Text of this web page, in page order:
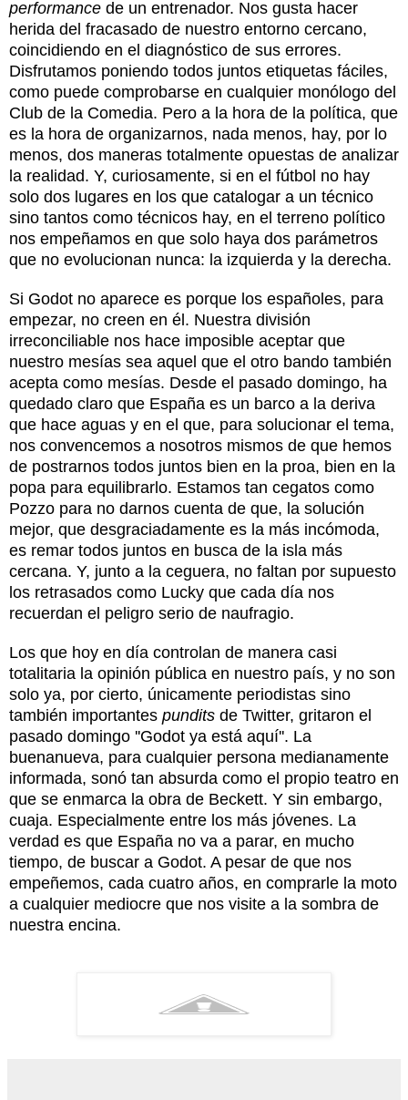
performance de un entrenador. Nos gusta hacer
herida del fracasado de nuestro entorno cercano,
coincidiendo en el diagnóstico de sus errores.
Disfrutamos poniendo todos juntos etiquetas fáciles,
como puede comprobarse en cualquier monólogo del
Club de la Comedia. Pero a la hora de la política, que
es la hora de organizarnos, nada menos, hay, por lo
menos, dos maneras totalmente opuestas de analizar
la realidad. Y, curiosamente, si en el fútbol no hay
solo dos lugares en los que catalogar a un técnico
sino tantos como técnicos hay, en el terreno político
nos empeñamos en que solo haya dos parámetros
que no evolucionan nunca: la izquierda y la derecha.
Si Godot no aparece es porque los españoles, para
empezar, no creen en él. Nuestra división
irreconciliable nos hace imposible aceptar que
nuestro mesías sea aquel que el otro bando también
acepta como mesías. Desde el pasado domingo, ha
quedado claro que España es un barco a la deriva
que hace aguas y en el que, para solucionar el tema,
nos convencemos a nosotros mismos de que hemos
de postrarnos todos juntos bien en la proa, bien en la
popa para equilibrarlo. Estamos tan cegatos como
Pozzo para no darnos cuenta de que, la solución
mejor, que desgraciadamente es la más incómoda,
es remar todos juntos en busca de la isla más
cercana. Y, junto a la ceguera, no faltan por supuesto
los retrasados como Lucky que cada día nos
recuerdan el peligro serio de naufragio.
Los que hoy en día controlan de manera casi
totalitaria la opinión pública en nuestro país, y no son
solo ya, por cierto, únicamente periodistas sino
también importantes pundits de Twitter, gritaron el
pasado domingo ''Godot ya está aquí''. La
buenanueva, para cualquier persona medianamente
informada, sonó tan absurda como el propio teatro en
que se enmarca la obra de Beckett. Y sin embargo,
cuaja. Especialmente entre los más jóvenes. La
verdad es que España no va a parar, en mucho
tiempo, de buscar a Godot. A pesar de que nos
empeñemos, cada cuatro años, en comprarle la moto
a cualquier mediocre que nos visite a la sombra de
nuestra encina.